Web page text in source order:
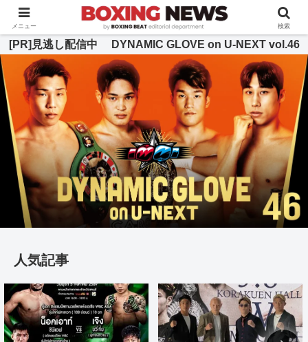
BOXING BEAT [ボクシング・ビート] 公式サイト
[PR]見逃し配信中 DYNAMIC GLOVE on U-NEXT vol.46
人気記事
メニュー 検索